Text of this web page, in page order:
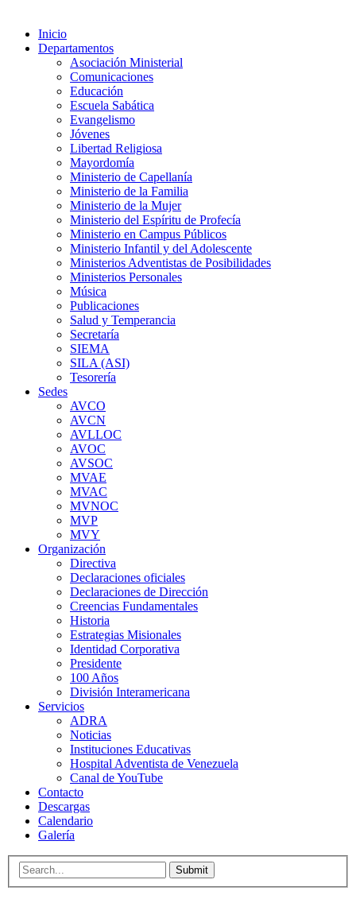
Inicio
Departamentos
Asociación Ministerial
Comunicaciones
Educación
Escuela Sabática
Evangelismo
Jóvenes
Libertad Religiosa
Mayordomía
Ministerio de Capellanía
Ministerio de la Familia
Ministerio de la Mujer
Ministerio del Espíritu de Profecía
Ministerio en Campus Públicos
Ministerio Infantil y del Adolescente
Ministerios Adventistas de Posibilidades
Ministerios Personales
Música
Publicaciones
Salud y Temperancia
Secretaría
SIEMA
SILA (ASI)
Tesorería
Sedes
AVCO
AVCN
AVLLOC
AVOC
AVSOC
MVAE
MVAC
MVNOC
MVP
MVY
Organización
Directiva
Declaraciones oficiales
Declaraciones de Dirección
Creencias Fundamentales
Historia
Estrategias Misionales
Identidad Corporativa
Presidente
100 Años
División Interamericana
Servicios
ADRA
Noticias
Instituciones Educativas
Hospital Adventista de Venezuela
Canal de YouTube
Contacto
Descargas
Calendario
Galería
Submit